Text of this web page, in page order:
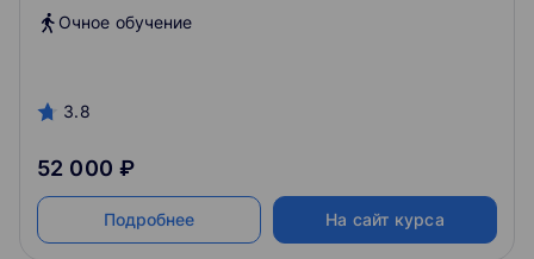
Очное обучение
3.8
52 000 ₽
Подробнее На сайт курса